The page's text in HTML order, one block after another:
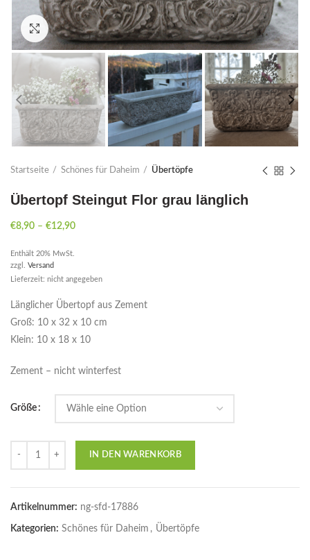
Click to enlarge
Startseite Schönes für Daheim Übertöpfe
Übertopf Steingut Flor grau länglich
€8,90 – €12,90
Enthält 20% MwSt.
zzgl. Versand
Lieferzeit: nicht angegeben
Länglicher Übertopf aus Zement
Groß: 10 x 32 x 10 cm
Klein: 10 x 18 x 10
Zement – nicht winterfest
Größe
IN DEN WARENKORB
Artikelnummer: ng-sfd-17886
Kategorien: Schönes für Daheim , Übertöpfe